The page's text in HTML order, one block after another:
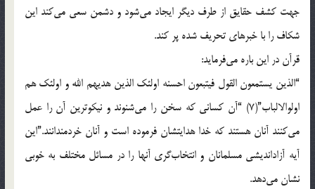
جهت کشف حقايق از طرف ديگر ايجاد مى‌شود و دشمن سعى مى‌کند اين
شکاف را با خبرهاى تحريف شده پر کند.
قرآن در اين باره مى‌فرمايد:
“الذين يستمعون القول فيتبعون احسنه اولئک الذين هديهم الله و اولئک هم
اولوالالباب”(7) “آن کسانى که سخن را مى‌شنوند و نيکوترين آن را عمل
مى‌کنند آنان هستند که خدا هدايتشان فرموده است و آنان خردمندانند.”اين
آيه آزادانديشى مسلمانان و انتخاب‌گرى‌ آنها را در مسائل مختلف به خوبى
نشان مى‌دهد.